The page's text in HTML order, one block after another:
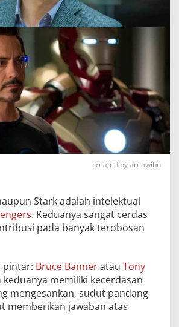
created by areawibu
Stark adalah intelektual
. Keduanya sangat cerdas
pada banyak terobosan
pintar: Bruce Banneratau Tony
keduanya memiliki kecerdasan
mengesankan, sudut pandang
memberikan jawaban atas